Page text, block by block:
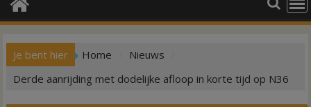
Je bent hier Home
Nieuws
Derde aanrijding met dodelijke afloop in korte tijd op N36